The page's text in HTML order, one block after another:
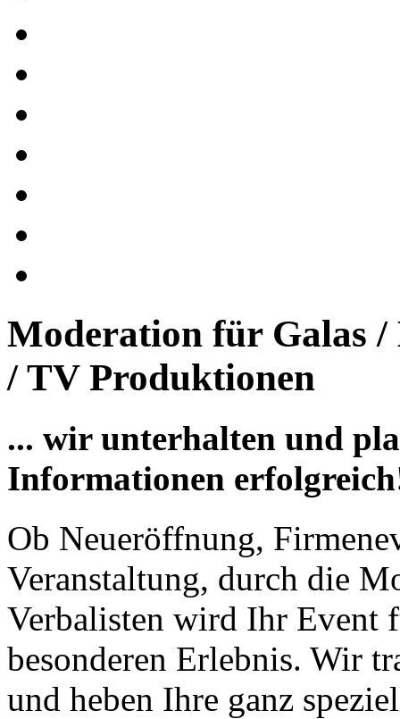
Moderation für Galas /
/ TV Produktionen
... wir unterhalten und
Informationen
Ob Neueröffnung,
Veranstaltung, durch die
Verbalisten wird Ihr Event
besonderen Erlebnis. Wir
und heben Ihre ganz